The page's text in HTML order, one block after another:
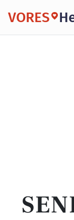
VORES